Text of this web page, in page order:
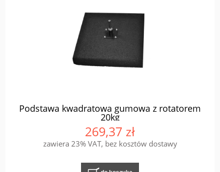
Podstawa kwadratowa gumowa z rotatorem
20kg
269,37 zł
zawiera 23% VAT, bez kosztów dostawy